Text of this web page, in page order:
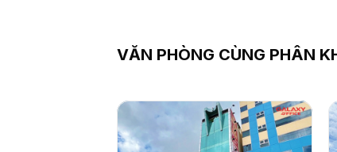
VĂN PHÒNG CÙNG PHÂN